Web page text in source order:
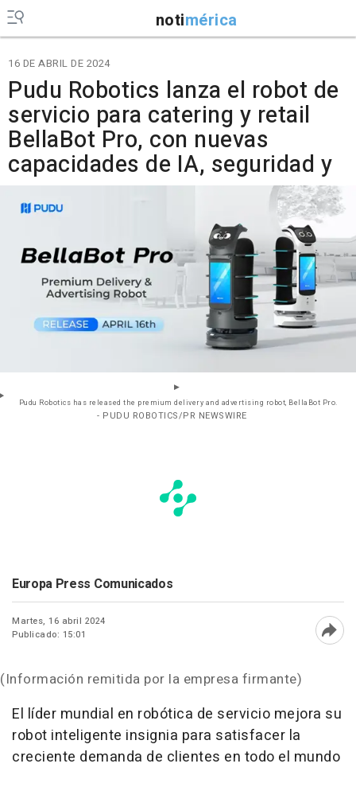
notimérica
16 DE ABRIL DE 2024
Pudu Robotics lanza el robot de
servicio para catering y retail
BellaBot Pro, con nuevas
capacidades de IA, seguridad y
Pudu Robotics has released the premium delivery and advertising robot, BellaBot Pro.
- PUDU ROBOTICS/PR NEWSWIRE
Europa Press Comunicados
Martes, 16 abril 2024
Publicado: 15:01
(Información remitida por la empresa firmante)
El líder mundial en robótica de servicio mejora su
robot inteligente insignia para satisfacer la
creciente demanda de clientes en todo el mundo